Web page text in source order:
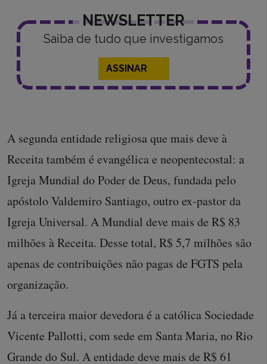
NEWSLETTER
Saiba de tudo que investigamos
ASSINAR
A segunda entidade religiosa que mais deve à
Receita também é evangélica e neopentecostal: a
Igreja Mundial do Poder de Deus, fundada pelo
apóstolo Valdemiro Santiago, outro ex-pastor da
Igreja Universal. A Mundial deve mais de R$ 83
milhões à Receita. Desse total, R$ 5,7 milhões são
apenas de contribuições não pagas de FGTS pela
organização.
Já a terceira maior devedora é a católica Sociedade
Vicente Pallotti, com sede em Santa Maria, no Rio
Grande do Sul. A entidade deve mais de R$ 61